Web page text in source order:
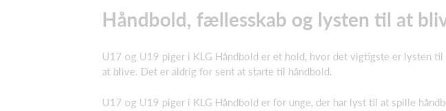
Håndbold, fællesskab og lysten til at
U17 og U19 piger i KLG Håndbold er et hold, hvor det vigtigste er lysten
at blive. Det er aldrig for sent at starte til håndbold.
U17 og U19 piger i KLG Håndbold er for unge, der har lyst til at spille